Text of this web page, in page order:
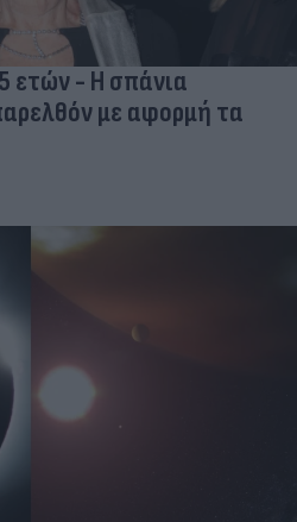
ετών - Η σπάνια
με αφορμή τα